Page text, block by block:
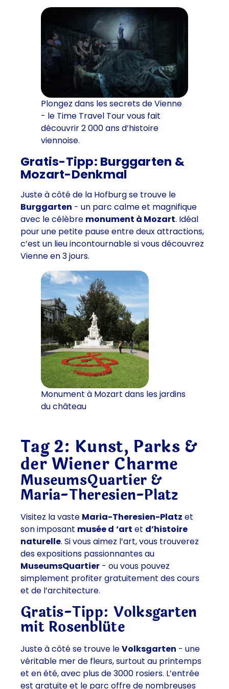
Plongez dans les secrets de Vienne
- le Time Travel Tour vous fait
découvrir 2 000 ans d’histoire
viennoise.
Gratis-Tipp: Burggarten &
Mozart-Denkmal
Juste à côté de la Hofburg se trouve le
Burggarten - un parc calme et magnifique
avec le célèbre monument à Mozart. Idéal
pour une petite pause entre deux attractions,
c’est un lieu incontournable si vous découvrez
Vienne en 3 jours.
Monument à Mozart dans les jardins
du château
Tag 2: Kunst, Parks &
der Wiener Charme
MuseumsQuartier &
Maria-Theresien-Platz
Visitez la vaste Maria-Theresien-Platz et
son imposant musée d ‘art et d’histoire
naturelle. Si vous aimez l’art, vous trouverez
des expositions passionnantes au
MuseumsQuartier - ou vous pouvez
simplement profiter gratuitement des cours
et de l’architecture.
Gratis-Tipp: Volksgarten
mit Rosenblüte
Juste à côté se trouve leVolksgarten - une
véritable mer de fleurs, surtout au printemps
et en été, avec plus de 3000 rosiers. L’entrée
est gratuite et le parc offre de nombreuses